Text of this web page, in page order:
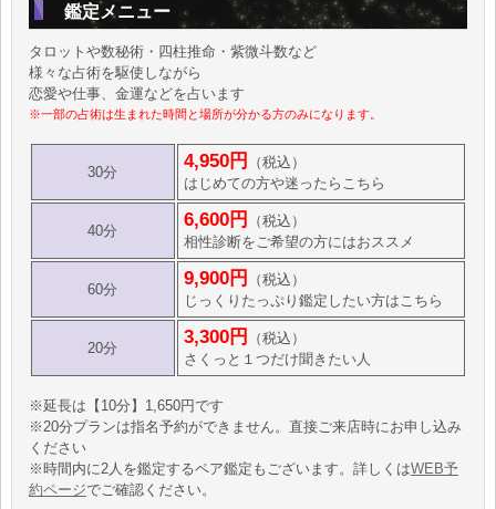
鑑定メニュー
タロットや数秘術・四柱推命・紫微斗数など
様々な占術を駆使しながら
恋愛や仕事、金運などを占います
※一部の占術は生まれた時間と場所が分かる方のみになります。
30分
4,950円
（税込）
はじめての方や迷ったらこちら
40分
6,600円
（税込）
相性診断をご希望の方にはおススメ
60分
9,900円
（税込）
じっくりたっぷり鑑定したい方はこちら
20分
3,300円
（税込）
さくっと１つだけ聞きたい人
※延長は【10分】1,650円です
※20分プランは指名予約ができません。直接ご来店時にお申し込み
ください
※時間内に2人を鑑定するペア鑑定もございます。詳しくはWEB予
約ページでご確認ください。